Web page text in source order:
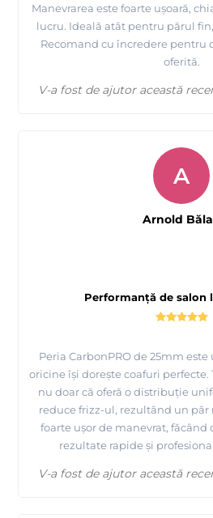
Manevrarea este foarte ușoară,
lucru. Ideală atât pentru părul
Recomand cu încredere pentru
oferită.
V-a fost de ajutor această
Performanță de salon
Peria CarbonPRO de 25mm
oricine își dorește coafuri perfecte.
nu doar că oferă o distribuție
reduce frizz-ul, rezultând un păr
foarte ușor de manevrat, făcând
rezultate rapide și
A
Arnold
V-a fost de ajutor această